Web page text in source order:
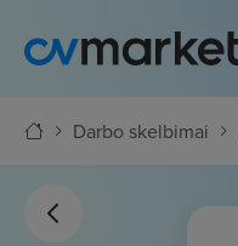
Darbo skelbimai